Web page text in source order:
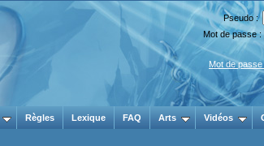
Pseudo :
Mot de passe :
Mot de passe
Règles Lexique FAQ Arts Vidéos